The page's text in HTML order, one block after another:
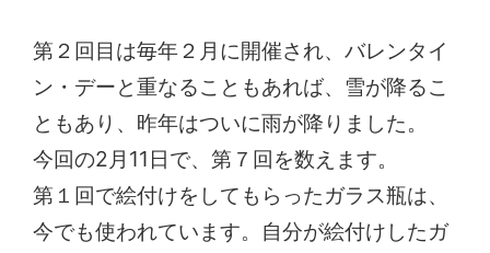
第２回目は毎年２月に開催され、バレンタイ
ン・デーと重なることもあれば、雪が降るこ
ともあり、昨年はついに雨が降りました。
今回の2月11日で、第７回を数えます。
第１回で絵付けをしてもらったガラス瓶は、
今でも使われています。自分が絵付けしたガ